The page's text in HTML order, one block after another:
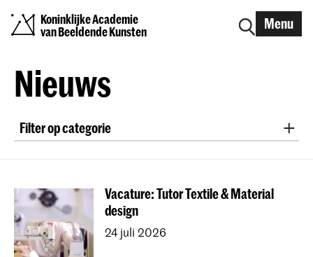
Koninklijke Academie
van Beeldende Kunsten
Menu
Nieuws
Filter op categorie
persbericht
conference excursie
alumni
onderzoek
publicatie
podcast
studievoorlichting
Vacature: Tutor Textile & Material
design
24 juli 2026